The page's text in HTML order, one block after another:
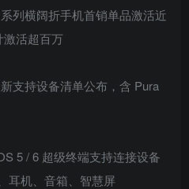
列横阔折手机首销单品激活近
激活超百万
支持设备清单公布，含 Pura
5 / 6 超级终端支持连接设备
耳机、音箱、智慧屏